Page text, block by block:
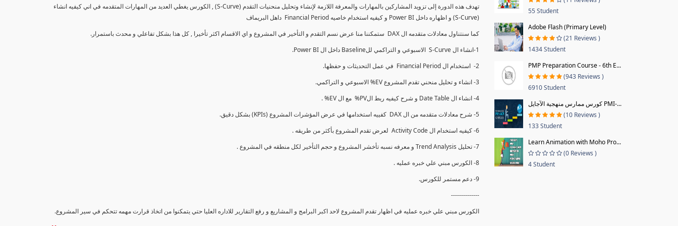
تهدف هذه الدورة إلى تزويد المشاركين بالمهارات والمعرفة اللازمة لإنشاء وتحليل منحنيات التقدم (S-Curve) , الكورس يغطي العديد من المهارات المتقدمه في اني كيفيه انشاء
(S-Curve) و اظهاره داخل Power BI و كيفيه استخدام خاصيه Financial Period داهل البريماف
كما سنتناول معادلات متقدمه ال DAX ستمكننا منا عرض نسم التقدم و التأخير في المشروع و اي الاقسام اكثر تأخيرا , كل هذا بشكل تفاعلي و محدث باستمرار.
1-انشاء ال S-Curve الاسبوعي و التراكمي للBaseline داخل ال Power BI.
2- استخدام ال Financial Period في عمل التحديثات و حفظها.
3- انشاء و تحليل منحني تقدم المشروع EV% الاسبوعي و التراكمي.
4- انشاء ال Date Table و شرح كيفيه ربط الPV% مع ال EV% .
5- شرح معادلات متقدمه من ال DAX كفييه استخدامها في عرض المؤشرات المشروع (KPIs) بشكل دقيق.
6- كيفيه استخدام ال Activity Code لعرض تقدم المشروع بأكثر من طريقه .
7- تحليل Trend Analysis و معرفه نسبه تأخشر المشروع و حجم التأخير لكل منطقه في المشروع .
8- الكورس مبني علي خبره عمليه .
9- دعم مستمر للكورس.
--------------
الكورس مبني علي خبره عمليه في اظهار تقدم المشروع لاحد اكبر البرامج و المشاريع و رفع التقارير للاداره العليا حتي يتمكنوا من اتخاذ قرارت مهمه تتحكم في سير المشروع.
55 Student
Adobe Flash (Primary Level)
(21 Reviews )
1434 Student
PMP Preparation Course - 6th E...
(943 Reviews )
6910 Student
كورس ممارس منهجية الآجايل PMI-...
(10 Reviews )
133 Student
Learn Animation with Moho Pro...
(0 Reviews )
4 Student